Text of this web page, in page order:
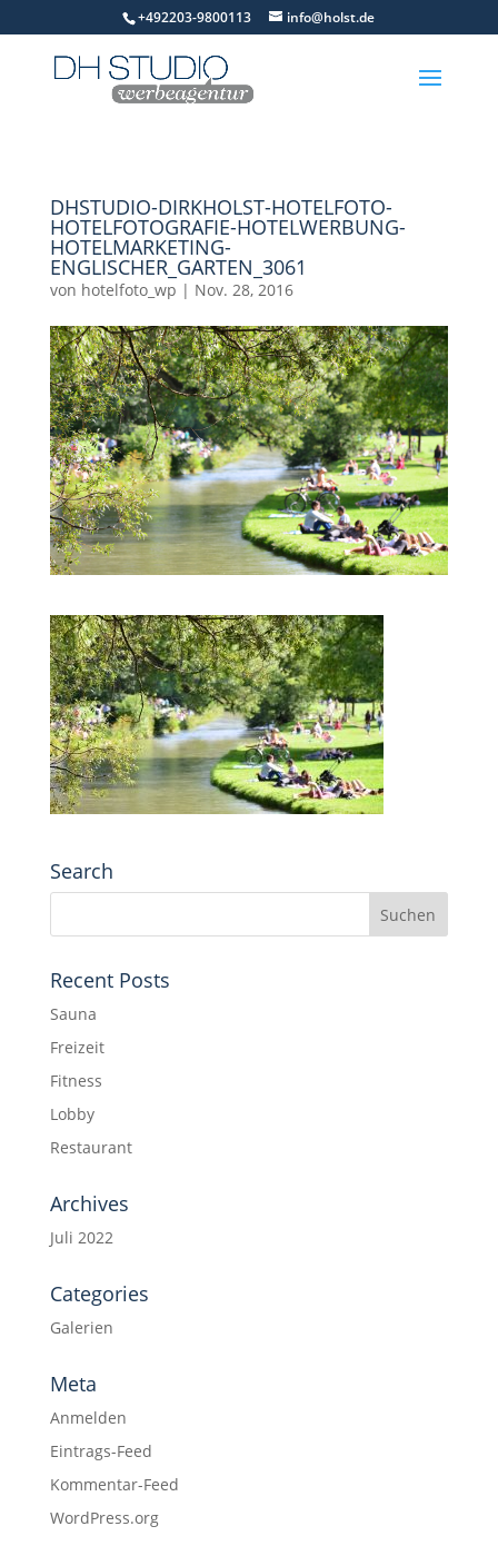
+492203-9800113 info@holst.de
DHSTUDIO-DIRKHOLST-HOTELFOTO-
HOTELFOTOGRAFIE-HOTELWERBUNG-
HOTELMARKETING-
ENGLISCHER_GARTEN_3061
von hotelfoto_wp | Nov. 28, 2016
Search
Recent Posts
Sauna
Freizeit
Fitness
Lobby
Restaurant
Archives
Juli 2022
Categories
Galerien
Meta
Anmelden
Eintrags-Feed
Kommentar-Feed
WordPress.org